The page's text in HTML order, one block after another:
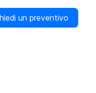
un preventivo